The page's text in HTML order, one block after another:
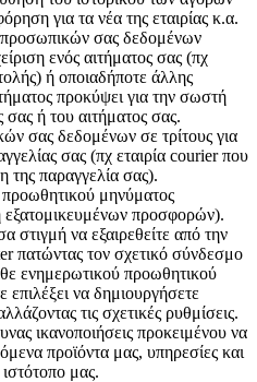
για τα νέα της εταιρίας κ.α.
σας δεδομένων
ενός αιτήματος σας (πχ
ή οποιαδήποτε άλλης
προκύψει για την σωστή
σας ή του αιτήματος σας.
σας δεδομένων σε τρίτους για
σας (πχ εταιρία courier που
της παραγγελία σας).
μηνύματος
προσφορών).
στιγμή να εξαιρεθείτε από την
πατώντας τον σχετικό σύνδεσμο
ενημερωτικού προωθητικού
να δημιουργήσετε
τις σχετικές ρυθμίσεις.
ικανοποιήσεις προκειμένου να
προϊόντα μας, υπηρεσίες και
μας.